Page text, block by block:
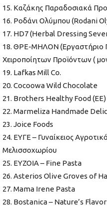
15. Καζάκης Παραδοσιακά
16. Ροδάνι Ολύμπου (Rodani
17. HD7 (Herbal Dressing
18. ΘΡΕ-ΜΗΛΟΝ (Εργαστήριο
Χειροποίητων Προϊόντων (
19. Lafkas Mill Co.
20. Cocoowa Wild Chocolate
21. Brothers Healthy Food (EE)
22. Marmeliza Handmade
23. Joice Foods
24. ΕΥΓΕ – Γυναίκειος
Μελισσοχωρίου
25. EYZOIA – Fine Pasta
26. Asterios Olive Groves of
27. Mama Irene Pasta
28. Bostanica – Nature’s Flavor